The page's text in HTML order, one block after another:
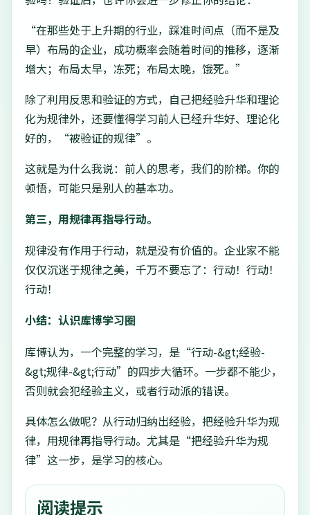
“在那些处于上升期的行业，踩准时间点（而不是及
早）布局的企业，成功概率会随着时间的推移，逐渐
增大；布局太早，冻死；布局太晚，饿死。”
除了利用反思和验证的方式，自己把经验升华和理论
化为规律外，还要懂得学习前人已经升华好、理论化
好的，“被验证的规律”。
这就是为什么我说：前人的思考，我们的阶梯。你的
顿悟，可能只是别人的基本功。
第三，用规律再指导行动。
规律没有作用于行动，就是没有价值的。企业家不能
仅仅沉迷于规律之美，千万不要忘了：行动！行动！
行动！
小结：认识库博学习圈
库博认为，一个完整的学习，是“行动-&gt;经验-
&gt;规律-&gt;行动”的四步大循环。一步都不能少，
否则就会犯经验主义，或者行动派的错误。
具体怎么做呢？从行动归纳出经验，把经验升华为规
律，用规律再指导行动。尤其是“把经验升华为规
律”这一步，是学习的核心。
阅读提示